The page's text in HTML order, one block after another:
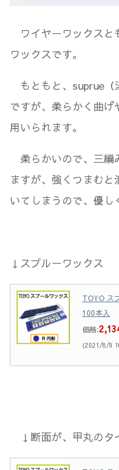
ワイヤーワックスと
ワックスです。
もともと、suprue（
ですが、柔らかく曲げ
用いられます。
柔らかいので、三編
ますが、強くつまむ
いてしまうので、優し
↓スプルーワックス
TOYO ス
100本入
価格:
(2021/8/9
↓断面が、甲丸のタ